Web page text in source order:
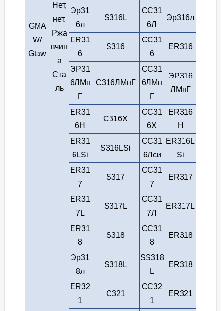
GMA
W/
Gtaw
Нет,
нет.
Ржа
вчин
а
Ста
ль
Эр31
6л
S316L
СС31
6Л
Эр316л
ER31
6
S316
СС31
6
ER316
ЭР31
6ЛМн
Г
С316ЛМнГ
СС31
6ЛМн
Г
ЭР316
ЛМнГ
ER31
6H
С316Х
СС31
6Х
ER316
H
ER31
6LSi
S316LSi
СС31
6Лси
ER316L
Si
ER31
7
S317
СС31
7
ER317
ER31
7L
S317L
СС31
7Л
ER317L
ER31
8
S318
СС31
8
ER318
Эр31
8л
S318L
SS318
L
ER318
ER32
1
С321
СС32
1
ER321